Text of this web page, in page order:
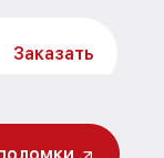
Заказать